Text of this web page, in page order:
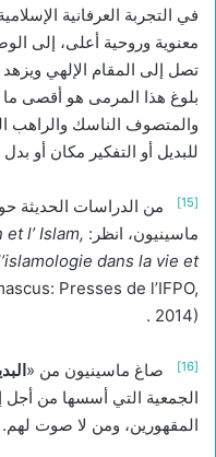
في التجربة العرفانية
معنوية وروحية أعلى، إلى
تصل إلى المقام الإلهي
بلوغ هذا المرمى هو أقصى ما
والمتصوف الناسك والراهب
للبديل أو التفكير مكان أو بدل
[15]
من الدراسات الحديثة
ماسينيون، انظر: Pierre Rocalve, l’ Islam,
dans la vie et
Presses de l’IFPO,
2014) .
[16] صاغ ماسينيون من «
الجمعية التي أسسها من
المقهورين، ومن لا صوت لهم.